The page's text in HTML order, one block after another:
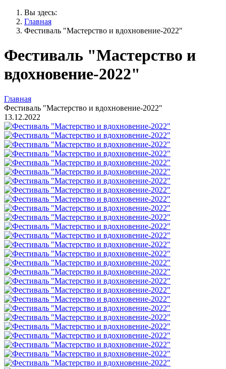
Вы здесь:
Главная
Фестиваль "Мастерство и вдохновение-2022"
Фестиваль "Мастерство и
вдохновение-2022"
Главная
Фестиваль "Мастерство и вдохновение-2022"
13.12.2022